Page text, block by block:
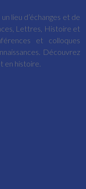
lieu d’échanges et de
Lettres, Histoire et
et colloques
Découvrez
en histoire.